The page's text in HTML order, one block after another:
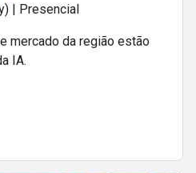
| Presencial
mercado da região estão
IA.